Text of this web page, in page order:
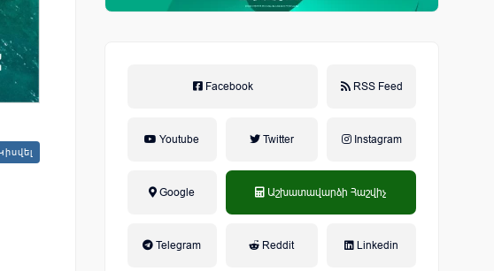
Facebook RSS Feed
Youtube Twitter Instagram
Google Աշխատավարձի Հաշվիչ
Telegram Reddit Linkedin